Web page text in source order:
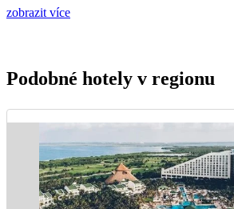
zobrazit více
Podobné hotely v regionu